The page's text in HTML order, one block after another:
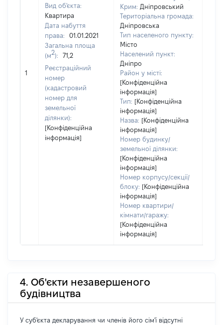
1
Вид об'єкта:
Квартира
Дата набуття
права:
01.01.2021
Загальна площа
(м2):
71,2
Реєстраційний
номер
(кадастровий
номер для
земельної
ділянки):
[Конфіденційна
інформація]
Крим: Дніпровський
Територіальна громада:
Дніпровська
Тип населеного пункту:
Місто
Населений пункт:
Дніпро
Район у місті:
[Конфіденційна
інформація]
Тип: [Конфіденційна
інформація]
Назва: [Конфіденційна
інформація]
Номер будинку/
земельної ділянки:
[Конфіденційна
інформація]
Номер корпусу/секції/
блоку: [Конфіденційна
інформація]
Номер квартири/
кімнати/гаражу:
[Конфіденційна
інформація]
4. Об'єкти незавершеного
будівництва
У суб'єкта декларування чи членів його сім'ї відсутні